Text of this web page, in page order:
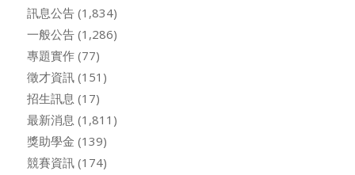
訊息公告(1,834)
一般公告(1,286)
專題實作(77)
徵才資訊(151)
招生訊息 (17)
最新消息 (1,811)
獎助學金 (139)
競賽資訊(174)